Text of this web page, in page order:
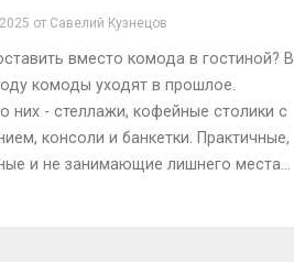
2025 года
от Савелий Кузнецов
вместо комода в гостиной? В
комоды уходят в прошлое.
них - стеллажи, кофейные столики с
консоли и банкетки. Практичные,
и не занимающие лишнего места